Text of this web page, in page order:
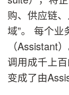
购、供应链
域”。 每个
（Assistant
调用成千上
变成了由